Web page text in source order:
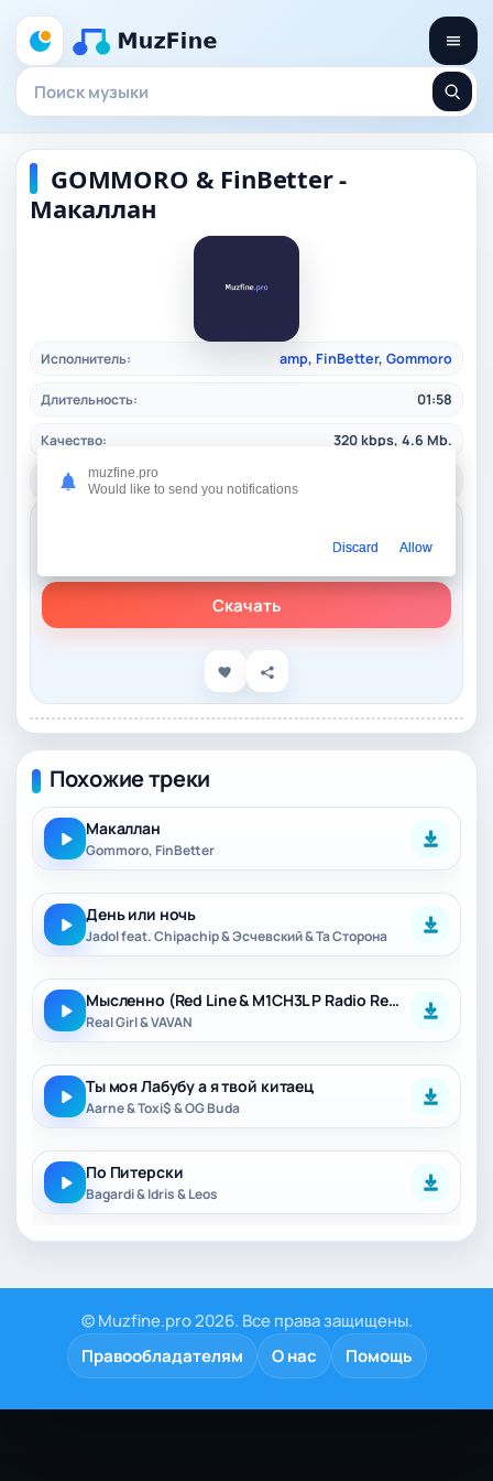
GOMMORO & FinBetter -
Макаллан
Исполнитель: amp, FinBetter, Gommoro
Длительность: 01:58
Качество: 320 kbps, 4.6 Mb.
Дата релиза:
Скачать
Похожие треки
Макаллан
Gommoro, FinBetter
День или ночь
Jadol feat. Chipachip & Эсчевский & Та Сторона
Мысленно (Red Line & M1CH3L P Radio Remix)
Real Girl & VAVAN
Ты моя Лабубу а я твой китаец
Aarne & Toxi$ & OG Buda
По Питерски
Bagardi & Idris & Leos
© Muzfine.pro 2026. Все права защищены.
Правообладателям
О нас Помощь
muzfine.pro
Would like to send you notifications
Discard Allow